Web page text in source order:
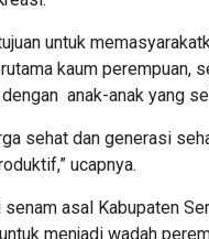
untuk
kaum perempuan,
anak-anak yang
sehat dan generasi
ucapnya.
asal Kabupaten
menjadi wadah